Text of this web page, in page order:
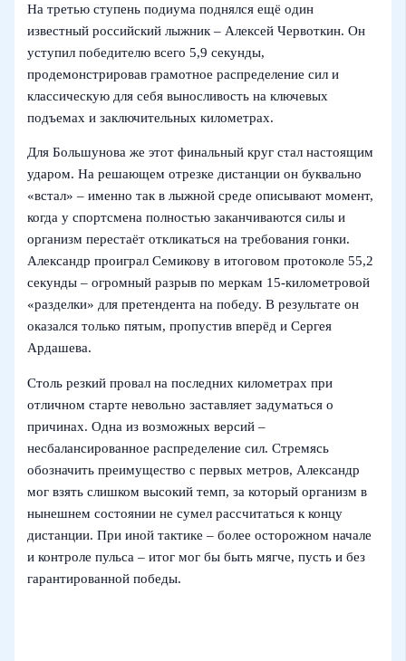
На третью ступень подиума поднялся ещё один
известный российский лыжник – Алексей Червоткин. Он
уступил победителю всего 5,9 секунды,
продемонстрировав грамотное распределение сил и
классическую для себя выносливость на ключевых
подъемах и заключительных километрах.
Для Большунова же этот финальный круг стал настоящим
ударом. На решающем отрезке дистанции он буквально
«встал» – именно так в лыжной среде описывают момент,
когда у спортсмена полностью заканчиваются силы и
организм перестаёт откликаться на требования гонки.
Александр проиграл Семикову в итоговом протоколе 55,2
секунды – огромный разрыв по меркам 15-километровой
«разделки» для претендента на победу. В результате он
оказался только пятым, пропустив вперёд и Сергея
Ардашева.
Столь резкий провал на последних километрах при
отличном старте невольно заставляет задуматься о
причинах. Одна из возможных версий –
несбалансированное распределение сил. Стремясь
обозначить преимущество с первых метров, Александр
мог взять слишком высокий темп, за который организм в
нынешнем состоянии не сумел рассчитаться к концу
дистанции. При иной тактике – более осторожном начале
и контроле пульса – итог мог бы быть мягче, пусть и без
гарантированной победы.